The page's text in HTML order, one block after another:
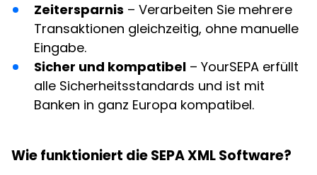
Zeitersparnis – Verarbeiten Sie mehrere
Transaktionen gleichzeitig, ohne manuelle
Eingabe.
Sicher und kompatibel – YourSEPA erfüllt
alle Sicherheitsstandards und ist mit
Banken in ganz Europa kompatibel.
Wie funktioniert die SEPA XML Software?